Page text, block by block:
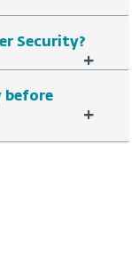
Security?
+
before
+